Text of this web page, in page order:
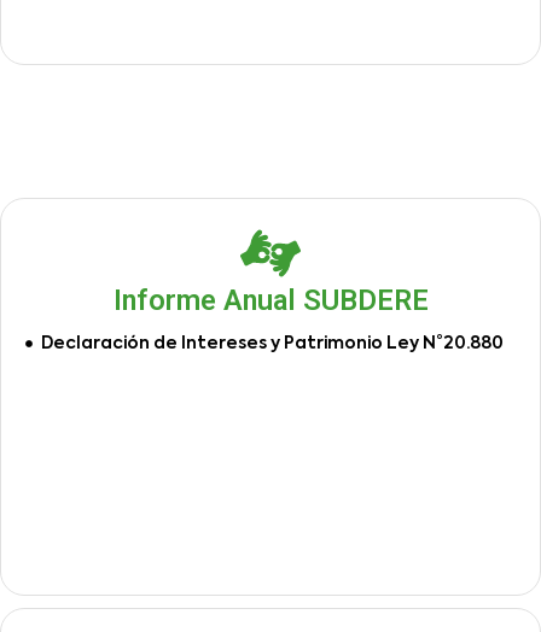
Informe Anual SUBDERE
Declaración de Intereses y Patrimonio Ley N°20.880